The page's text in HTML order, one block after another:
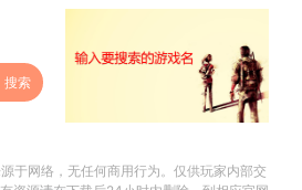
于网络，无任何商用行为。仅供玩家内部交